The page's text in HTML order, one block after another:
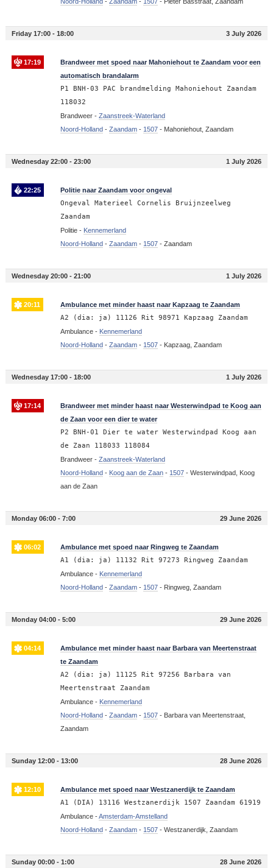
Noord-Holland - Zaandam- 1507 - Pieter Basstraat, Zaandam
Friday 17:00 - 18:00 3 July 2026
17:19
Brandweer met spoed naar Mahoniehout te Zaandam voor een
automatisch brandalarm
P1 BNH-03 PAC brandmelding Mahoniehout Zaandam
118032
Brandweer - Zaanstreek-Waterland
Noord-Holland - Zaandam- 1507- Mahoniehout, Zaandam
Wednesday 22:00 - 23:00 1 July 2026
22:25 Politie naar Zaandam voor ongeval
Ongeval Materieel Cornelis Bruijnzeelweg
Zaandam
Politie - Kennemerland
Noord-Holland - Zaandam- 1507- Zaandam
Wednesday 20:00 - 21:00 1 July 2026
20:11 Ambulance met minder haast naar Kapzaag te Zaandam
A2 (dia: ja) 11126 Rit 98971 Kapzaag Zaandam
Ambulance - Kennemerland
Noord-Holland - Zaandam- 1507- Kapzaag, Zaandam
Wednesday 17:00 - 18:00 1 July 2026
17:14
Brandweer met minder haast naar Westerwindpad te Koog aan
de Zaan voor een dier te water
P2 BNH-01 Dier te water Westerwindpad Koog aan
de Zaan 118033 118084
Brandweer - Zaanstreek-Waterland
Noord-Holland - Koog aan de Zaan- 1507- Westerwindpad, Koog
aan de Zaan
Monday 06:00 - 7:00 29 June 2026
06:02 Ambulance met spoed naar Ringweg te Zaandam
A1 (dia: ja) 11132 Rit 97273 Ringweg Zaandam
Ambulance - Kennemerland
Noord-Holland - Zaandam- 1507- Ringweg, Zaandam
Monday 04:00 - 5:00 29 June 2026
04:14
Ambulance met minder haast naar Barbara van Meertenstraat
te Zaandam
A2 (dia: ja) 11125 Rit 97256 Barbara van
Meertenstraat Zaandam
Ambulance - Kennemerland
Noord-Holland - Zaandam- 1507- Barbara van Meertenstraat,
Zaandam
Sunday 12:00 - 13:00 28 June 2026
12:10 Ambulance met spoed naar Westzanerdijk te Zaandam
A1 (DIA) 13116 Westzanerdijk 1507 Zaandam 61919
Ambulance -Amsterdam-Amstelland
Noord-Holland - Zaandam- 1507- Westzanerdijk, Zaandam
Sunday 00:00 - 1:00 28 June 2026